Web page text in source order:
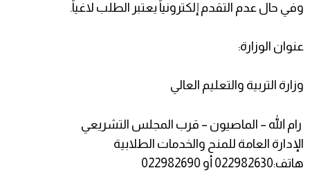
وفي حال عدم التقدم إلكترونياً يعتبر الطلب لاغياً.
عنوان الوزارة:
وزارة التربية والتعليم العالي
رام الله – الماصيون – قرب المجلس التشريعي
الإدارة العامة للمنح والخدمات الطلابية
هاتف:022982630 أو 022982690